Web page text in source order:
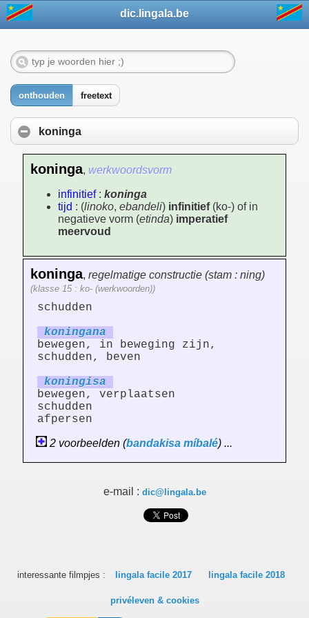
dic.lingala.be
onthouden freetext
koninga
koninga, werkwoordsvorm
infinitief: koninga
tijd : (linoko, ebandeli) infinitief(ko-) of in
negatieve vorm (etinda) imperatief
meervoud
koninga, regelmatige constructie (stam : ning)
(klasse 15 : ko- (werkwoorden))
schudden
koningana
bewegen, in beweging zijn,
schudden, beven
koningisa
bewegen, verplaatsen
schudden
afpersen
2 voorbeelden (bandakisa míbalé) ...
e-mail : dic@lingala.be
interessante filmpjes : lingala facile 2017 lingala facile 2018
privéleven & cookies